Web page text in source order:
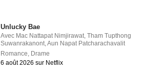
Unlucky Bae
Avec Mac Nattapat Nimjirawat ,Tham Tupthong
Suwanrakanont ,Aun Napat Patcharachavalit
Romance Drame
6 août 2026 sur Netflix